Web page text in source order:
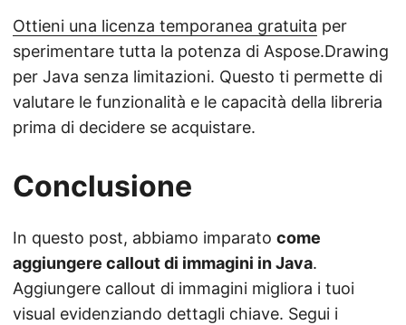
Ottieni una licenza temporanea gratuita per
sperimentare tutta la potenza di Aspose.Drawing
per Java senza limitazioni. Questo ti permette di
valutare le funzionalità e le capacità della libreria
prima di decidere se acquistare.
Conclusione
In questo post, abbiamo imparato come
aggiungere callout di immagini in Java.
Aggiungere callout di immagini migliora i tuoi
visual evidenziando dettagli chiave. Segui i